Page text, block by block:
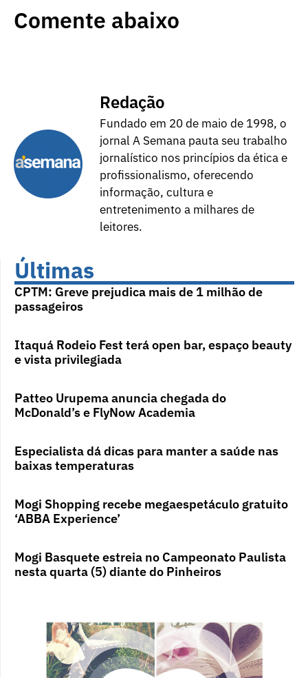
Comente abaixo
Redação
Fundado em 20 de maio de 1998, o
jornal A Semana pauta seu trabalho
jornalístico nos princípios da ética e
profissionalismo, oferecendo
informação, cultura e
entretenimento a milhares de
leitores.
Últimas
CPTM: Greve prejudica mais de 1 milhão de
passageiros
Itaquá Rodeio Fest terá open bar, espaço beauty
e vista privilegiada
Patteo Urupema anuncia chegada do
McDonald’s e FlyNow Academia
Especialista dá dicas para manter a saúde nas
baixas temperaturas
Mogi Shopping recebe megaespetáculo gratuito
‘ABBA Experience’
Mogi Basquete estreia no Campeonato Paulista
nesta quarta (5) diante do Pinheiros